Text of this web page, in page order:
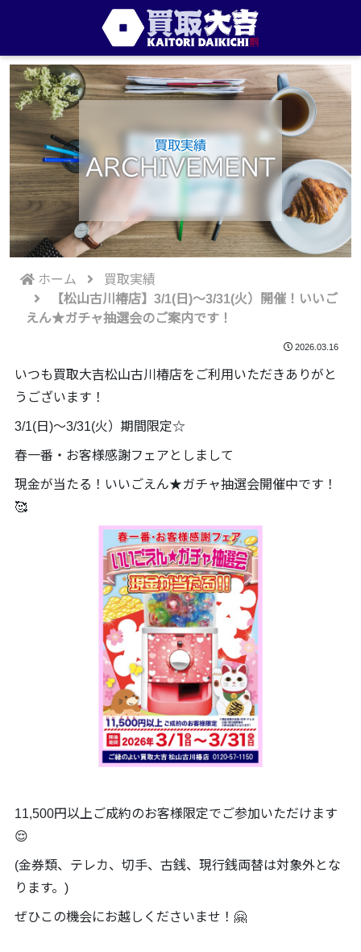
買取実績
ARCHIVEMENT
ホーム
買取実績
【松山古川椿店】3/1(日)～3/31(火）開催！いいご
えん★ガチャ抽選会のご案内です！
2026.03.16
いつも買取大吉松山古川椿店をご利用いただきありがと
うございます！
3/1(日)～3/31(火）期間限定☆
春一番・お客様感謝フェアとしまして
現金が当たる！いいごえん★ガチャ抽選会開催中です！
🥰
11,500円以上ご成約のお客様限定でご参加いただけます
😌
(金券類、テレカ、切手、古銭、現行銭両替は対象外とな
ります。)
ぜひこの機会にお越しくださいませ！🤗